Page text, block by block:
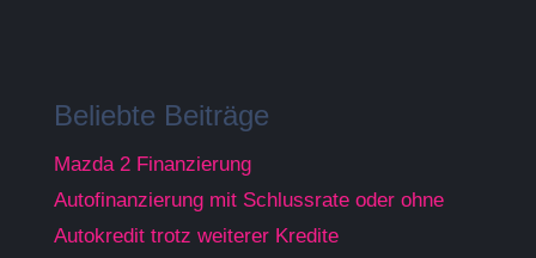
Beliebte Beiträge
Mazda 2 Finanzierung
Autofinanzierung mit Schlussrate oder ohne
Autokredit trotz weiterer Kredite